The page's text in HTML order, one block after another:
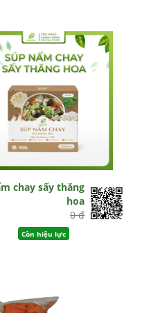
chay sấy thăng
hoa
0 đ
Còn hiệu lực